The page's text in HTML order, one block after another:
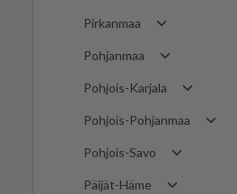
Pirkanmaa
Pohjanmaa
Pohjois-Karjala
Pohjois-Pohjanmaa
Pohjois-Savo
Päijät-Häme